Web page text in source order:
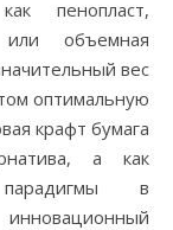
пенопласт,
или объемная
вес
оптимальную
крафт бумага
а как
в